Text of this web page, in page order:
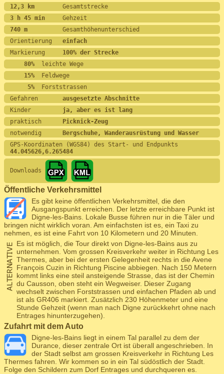
12,3 km Gesamtstrecke
3 h 45 min Gehzeit
740 m Gesamthöhenunterschied
Orientierung einfach
Markierung 100% der Strecke
    80%
  leichte Wege
    15%
  Feldwege
     5%
  Forststrassen
Gefahren ausgesetzte Abschnitte
Kinder ja, aber es ist lang
praktisch
Picknick-Zeug
notwendig
Bergschuhe, Wanderausrüstung und Wasser
GPS-Koordinaten (WGS84) des Start- und Endpunkts
44.045626,6.265484
Downloads
Öffentliche Verkehrsmittel
Es gibt keine öffentlichen Verkehrsmittel, die den
Ausgangspunkt erreichen. Der letzte erreichbare Punkt ist
Digne-les-Bains. Lokale Busse führen nur in die Täler und
bringen nicht wirklich voran. Am einfachsten ist es, ein Taxi zu
nehmen, es ist eine Fahrt von 10 Kilometern und 20 Minuten.
Es ist möglich, die Tour direkt von Digne-les-Bains aus zu
unternehmen. Vom grossen Kreisverkehr weiter in Richtung Les
Thermes, aber bei der ersten Gelegenheit rechts in die Avene
François Cuzin in Richtung Piscine abbiegen. Nach 150 Metern
kommt links eine steil ansteigende Strasse, das ist der Chemin
du Causson, oben steht ein Wegweiser. Dieser Zugang
wechselt zwischen Forststrassen und einfachen Pfaden ab und
ist als GR406 markiert. Zusätzlich 230 Höhenmeter und eine
Stunde Gehzeit (wenn man nach Digne zurückkehrt ohne nach
Entrages hinunterzugehen).
Zufahrt mit dem Auto
Digne-les-Bains liegt in einem Tal parallel zu dem der
Durance, dieser zentrale Ort ist überall angeschrieben. In
der Stadt selbst am grossen Kreisverkehr in Richtung Les
Thermes fahren. Wir kommen so in ein Tal südöstlich der Stadt.
Folge den Schildern zum Dorf Entrages und durchqueren es.